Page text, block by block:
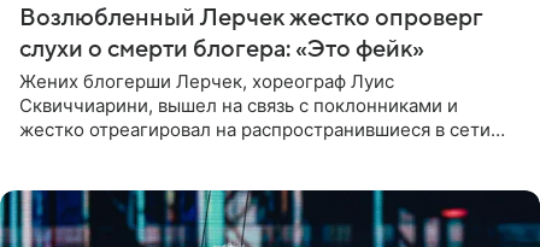
Возлюбленный Лерчек жестко опроверг
слухи о смерти блогера: «Это фейк»
Жених блогерши Лерчек, хореограф Луис
Сквиччиарини, вышел на связь с поклонниками и
жестко отреагировал на распространившиеся в сети